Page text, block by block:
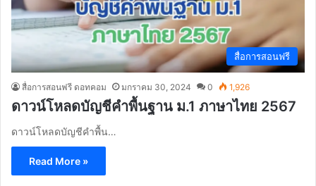
สื่อการสอนฟรี
สื่อการสอนฟรี ดอทคอม มกราคม 30, 2024 0 1,926
ดาวน์โหลดบัญชีคำพื้นฐาน ม.1 ภาษาไทย 2567
ดาวน์โหลดบัญชีคำพื้น…
Read More »